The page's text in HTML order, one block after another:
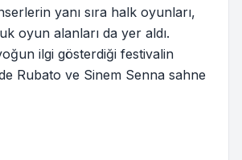
yanı sıra halk oyunları,
oyun alanları da yer aldı.
ilgi gösterdiği festivalin
Rubato ve Sinem Senna sahne